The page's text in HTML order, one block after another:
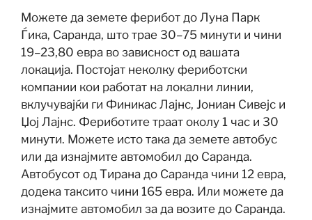
Можете да земете ферибот до Луна Парк
Ѓика, Саранда, што трае 30–75 минути и чини
19–23,80 евра во зависност од вашата
локација. Постојат неколку фериботски
компании кои работат на локални линии,
вклучувајќи ги Финикас Лајнс, Јониан Сивејс и
Џој Лајнс. Фериботите траат околу 1 час и 30
минути. Можете исто така да земете автобус
или да изнајмите автомобил до Саранда.
Автобусот од Тирана до Саранда чини 12 евра,
додека таксито чини 165 евра. Или можете да
изнајмите автомобил за да возите до Саранда.